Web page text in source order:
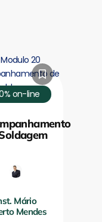
on-line
Mário
Mendes